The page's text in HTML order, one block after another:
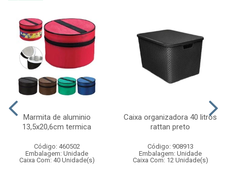
Marmita de aluminio
13,5x20,6cm termica
Código: 460502
Embalagem: Unidade
Caixa Com: 40 Unidade(s)
Caixa organizadora 40 litros
rattan preto
Código: 908913
Embalagem: Unidade
Caixa Com: 12 Unidade(s)